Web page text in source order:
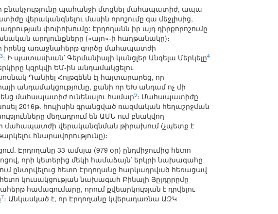
բնակչությունը պահանջի մտցնել մահապատիժ, ապա
վերականգնելու մասին որոշումը գա մեջլիսից,
փոփոխումը: Էրդողանն իր այդ դիրքորոշումը
արդյունքները («այո»-ի հաղթանակը)։
որ իրենց առաջնահերթ գործը մահապատժի
3։ Ի պատասխան՝ Գերմանիայի կանցլեր Անգելա Մերկելը4
կզրկվի ԵՄ-ին անդամակցելու
Դանիել Հոլթգենն էլ հայտարարեց, որ
անդամակցությունը, քանի որ ԵԽ անդամ ոչ մի
մահապատիժ ունենալու համար5։ Մահապատիժը
2016թ. հուլիսին գրանցված ռազմական հեղաշրջման
մեղադրում են ԱՄՆ-ում բնակվող
մահապատժի վերականգնման թիրախում (չպետք է
հնարավորությունը)։
Էրդողանը 33-ամսյա (979 օր) ընդմիջումից հետո
որի կետերից մեկի համաձայն՝ երկրի նախագահը
ընտրվելուց հետո Էրդողանը հարկադրված հեռացավ
կուսակցության նախագահ Բինալի Յըլդըրըմը
համագումարը, որում քվեարկության է դրվելու
7։ Անկասկած է, որ Էրդողանը կվերադառնա ԱԶԿ